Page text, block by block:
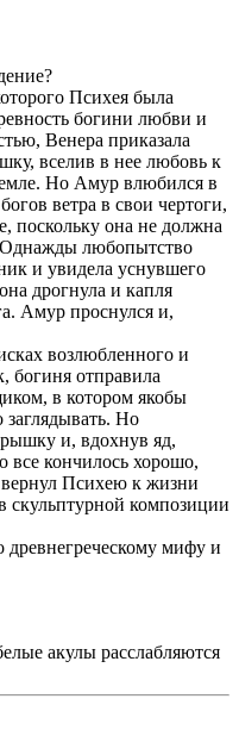
Психея была
богини любви и
Венера приказала
вселив в нее любовь к
Но Амур влюбился в
ветра в свои чертоги,
поскольку она не должна
Однажды любопытство
и увидела уснувшего
дрогнула и капля
Амур проснулся и,
возлюбленного и
богиня отправила
в котором якобы
заглядывать. Но
и, вдохнув яд,
все кончилось хорошо,
Психею к жизни
скульптурной композиции
мифу и
акулы расслабляются